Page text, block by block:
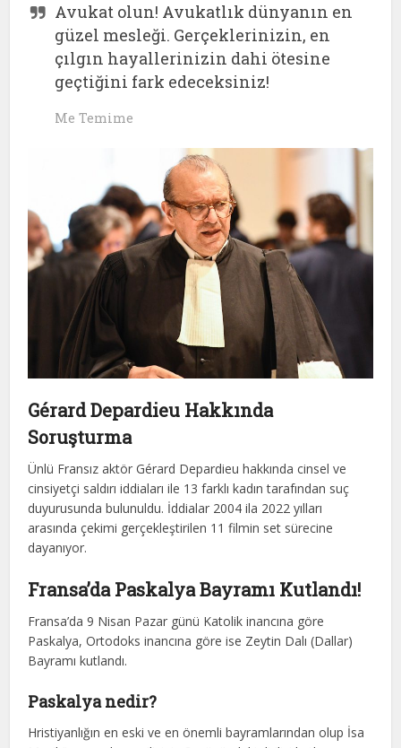
Avukat olun! Avukatlık dünyanın en
güzel mesleği. Gerçeklerinizin, en
çılgın hayallerinizin dahi ötesine
geçtiğini fark edeceksiniz!
Me Temime
Gérard Depardieu Hakkında
Soruşturma
Ünlü Fransız aktör Gérard Depardieu hakkında cinsel ve
cinsiyetçi saldırı iddiaları ile 13 farklı kadın tarafından suç
duyurusunda bulunuldu. İddialar 2004 ila 2022 yılları
arasında çekimi gerçekleştirilen 11 filmin set sürecine
dayanıyor.
Fransa’da Paskalya Bayramı Kutlandı!
Fransa’da 9 Nisan Pazar günü Katolik inancına göre
Paskalya, Ortodoks inancına göre ise Zeytin Dalı (Dallar)
Bayramı kutlandı.
Paskalya nedir?
Hristiyanlığın en eski ve en önemli bayramlarından olup İsa